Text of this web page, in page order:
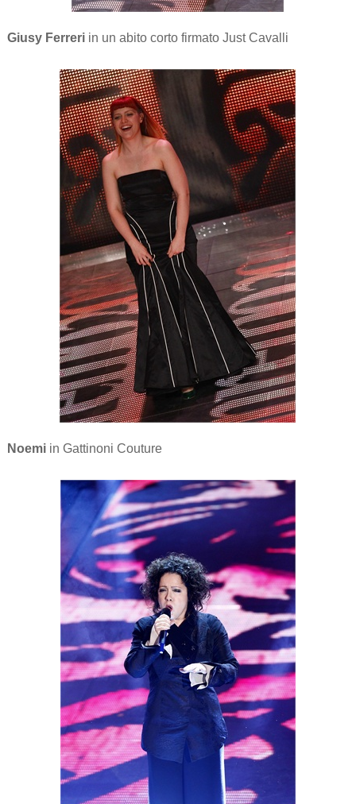
Giusy Ferreriin un abito corto firmato Just Cavalli
Noemiin Gattinoni Couture